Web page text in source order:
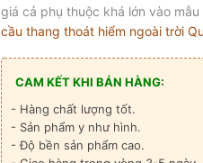
giá cả phụ thuộc khá lớn vào
cầu thang thoát hiểm ngoài trời
CAM KẾT KHI BÁN HÀNG:
- Hàng chất lượng tốt.
- Sản phẩm y như hình.
- Độ bền sản phẩm cao.